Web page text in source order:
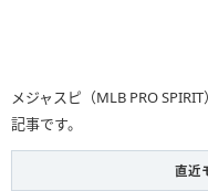
メジャスピ（MLB PRO
記事です。
直近